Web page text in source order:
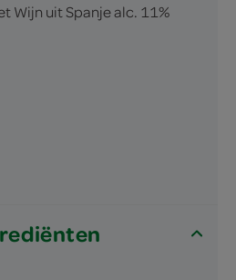
Wijn uit Spanje alc. 11%